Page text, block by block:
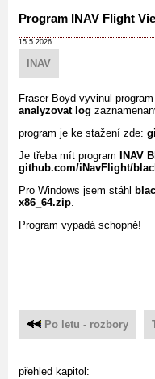
Program INAV Flight
15.5.2026
INAV
Fraser Boyd vyvinul program
analyzovat log
program je ke stažení zde:
Je třeba mít program
INAV
github.com/iNavFlight/
Pro Windows jsem stáhl
x86_64.zip.
Program vypadá schopně!
Po letu - rozbory
přehled kapitol: